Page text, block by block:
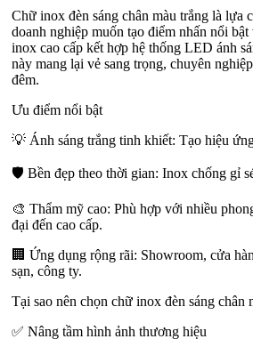
Chữ inox đèn sáng chân màu trắng là lựa
doanh nghiệp muốn tạo điểm nhấn nổi
inox cao cấp kết hợp hệ thống LED ánh
này mang lại vẻ sang trọng, chuyên
đêm.
Ưu điểm nổi bật
💡 Ánh sáng trắng tinh khiết: Tạo hiệu
🛡️ Bền đẹp theo thời gian: Inox chống gỉ
🎨 Thẩm mỹ cao: Phù hợp với nhiều
đại đến cao cấp.
🏢 Ứng dụng rộng rãi: Showroom, cửa
sạn, công ty.
Tại sao nên chọn chữ inox đèn sáng chân
✅ Nâng tầm hình ảnh thương hiệu